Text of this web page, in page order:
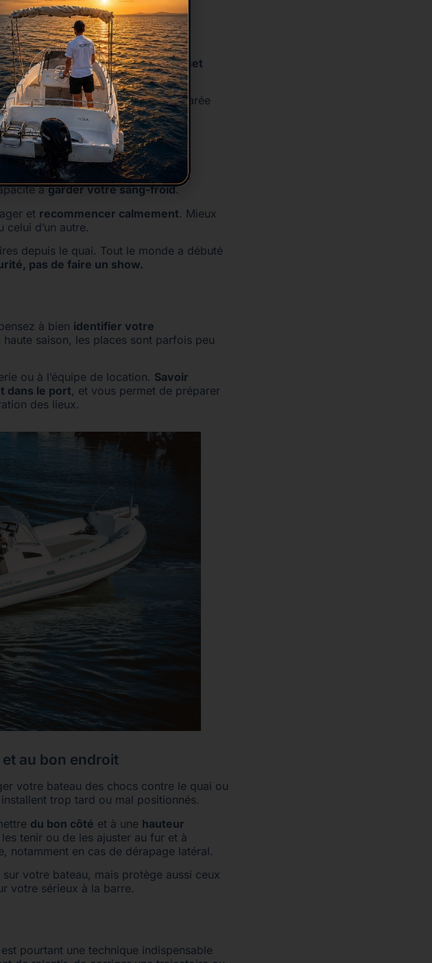
Une bonne communication permet
réactions.
et clarté. Une équipe bien préparée
un équipier distrait… Des imprévus
àgarder votre sang-froid.
et recommencer calmement. Mieux
d’un autre.
depuis le quai. Tout le monde a débuté
pas de faire un show.
à bien identifier votre
haute saison, les places sont parfois peu
ou à l’équipe de location. Savoir
dans le port, et vous permet de préparer
des lieux.
au bon endroit
votre bateau des chocs contre le quai ou
trop tard ou mal positionnés.
du bon côté et à une hauteur
tenir ou de les ajuster au fur et à
notamment en cas de dérapage latéral.
votre bateau, mais protège aussi ceux
votre sérieux à la barre.
est pourtant une technique indispensable